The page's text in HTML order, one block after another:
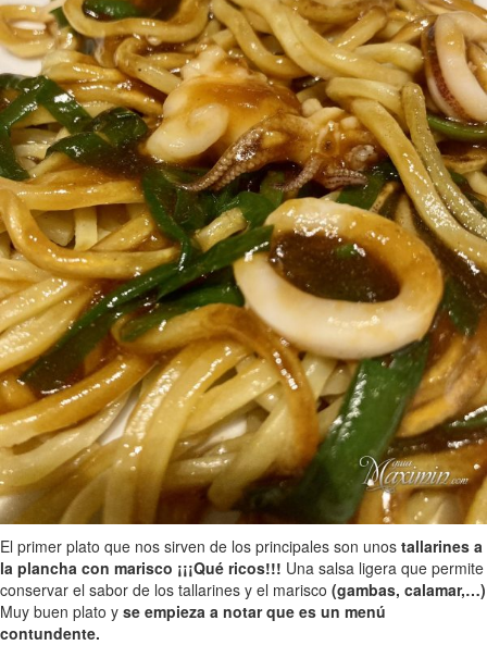
El primer plato que nos sirven de los principales son unos tallarines a
la plancha con marisco ¡¡¡Qué ricos!!! Una salsa ligera que permite
conservar el sabor de los tallarines y el marisco (gambas, calamar,…)
Muy buen plato y se empieza a notar que es un menú
contundente.